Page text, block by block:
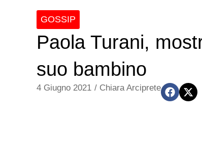
GOSSIP
Paola Turani,
suo bambino
4 Giugno 2021 / Chiara Arciprete